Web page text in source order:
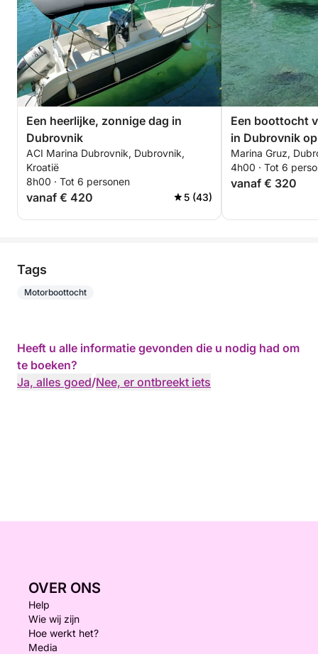
Een heerlijke, zonnige dag in
Dubrovnik
ACI Marina Dubrovnik, Dubrovnik,
Kroatië
8h00 · Tot 6 personen
vanaf € 420 5 (43)
Een boottocht
in Dubrovnik
Marina Gruz,
4h00 · Tot 6
vanaf € 320
Tags
Motorboottocht
Heeft u alle informatie gevonden die u nodig had om
te boeken?
Ja, alles goed/Nee, er ontbreekt iets
OVER ONS
Help
Wie wij zijn
Hoe werkt het?
Media